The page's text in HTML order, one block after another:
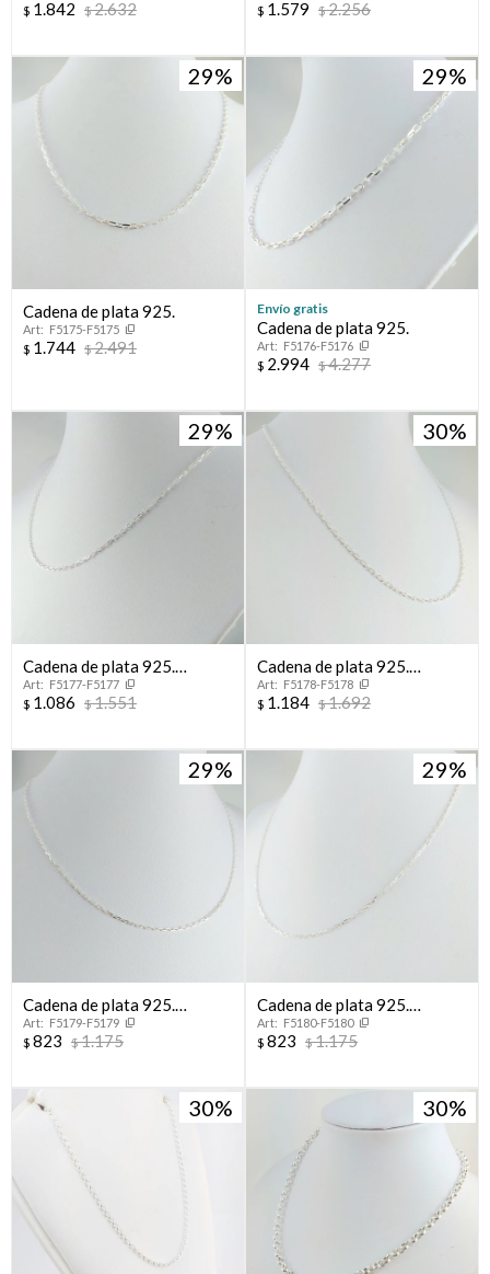
$ 1.842 $2.632 $ 1.579 $2.256
29
Cadena de plata 925.
F5175-F5175
$ 1.744 $2.491
29
Envío gratis
Cadena de plata 925.
F5176-F5176
$ 2.994 $4.277
29
Cadena de plata 925.
Modelo, FORCET, 40 cm
F5177-F5177
$ 1.086 $1.551
30
Cadena de plata 925.
Modelo, FORCET, 45 cm
F5178-F5178
$ 1.184 $1.692
29
Cadena de plata 925.
Modelo, FORCET, 40 cm.
F5179-F5179
$ 823 $1.175
29
Cadena de plata 925.
Modelo, FORCET, 45 cm.
F5180-F5180
$ 823 $1.175
30 30